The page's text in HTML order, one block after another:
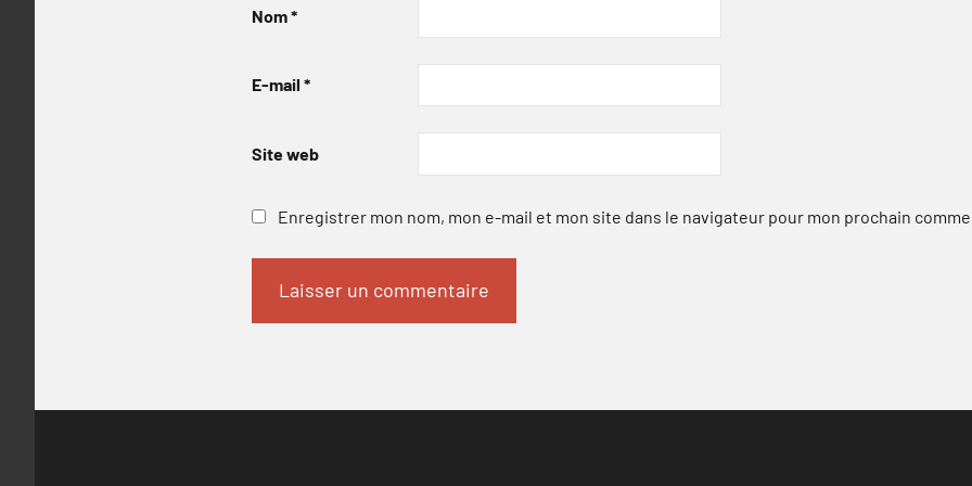
Nom*
E-mail *
Site web
Enregistrer mon nom, mon e-mail et mon site dans le navigateur pour mon prochain